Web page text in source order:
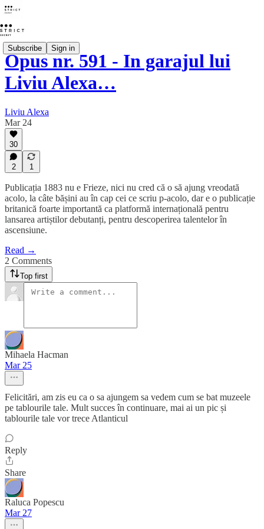
Subscribe Sign in
Opus nr. 591 - În garajul lui
Liviu Alexa…
Liviu Alexa
Mar 24
30
2 1
Publicația 1883 nu e Frieze, nici nu cred că o să ajung vreodată
acolo, la câte bășini au în cap cei ce scriu p-acolo, dar e o publicație
britanică foarte importantă ca platformă internațională pentru
lansarea artiștilor debutanți, pentru descoperirea talentelor în
ascensiune.
Read →
2 Comments
Top first
Mihaela Hacman
Mar 25
Felicitări, am zis eu ca o sa ajungem sa vedem cum se bat muzeele
pe tablourile tale. Mult succes în continuare, mai ai un pic și
tablourile tale vor trece Atlanticul
Reply
Share
Raluca Popescu
Mar 27